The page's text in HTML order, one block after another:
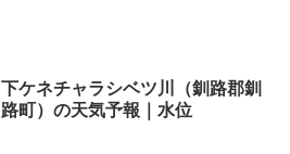
下ケネチャラシベツ川（釧路郡釧
路町）の天気予報｜水位